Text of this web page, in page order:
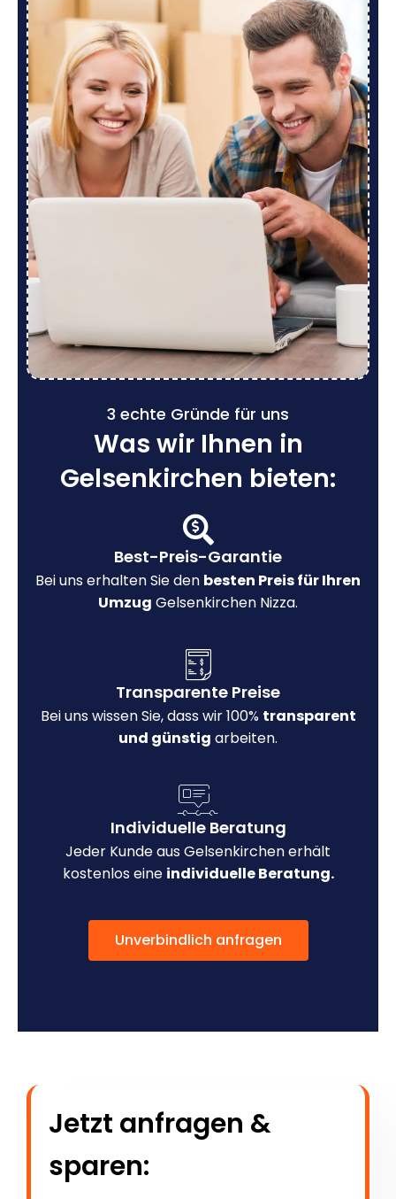
3 echte Gründe für uns
Was wir Ihnen in
Gelsenkirchen bieten:
Best-Preis-Garantie
Bei uns erhalten Sie den besten Preis für Ihren
Umzug Gelsenkirchen Nizza.
Transparente Preise
Bei uns wissen Sie, dass wir 100% transparent
und günstig arbeiten.
Individuelle Beratung
Jeder Kunde aus Gelsenkirchen erhält
kostenlos eine individuelle Beratung.
Unverbindlich anfragen
Jetzt anfragen &
sparen: